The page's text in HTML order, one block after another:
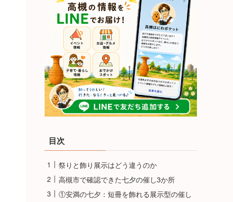
目次
祭りと飾り展示はどう違うのか
高槻市で確認できた七夕の催し3か所
①安満の七夕：短冊を飾れる展示型の催し